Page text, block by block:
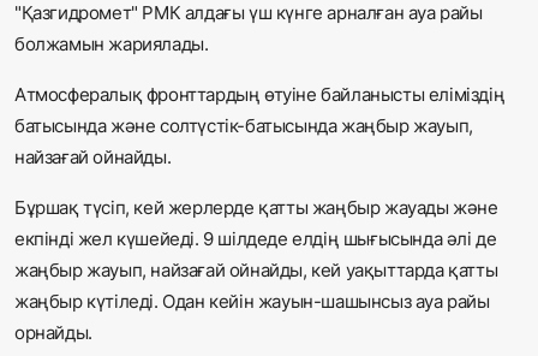
Журналистік зерттеу
Қазақ тілі
"Қазгидромет" РМК алдағы үш күнге арналған ауа райы
болжамын жариялады.
Атмосфералық фронттардың өтуіне байланысты еліміздің
батысында және солтүстік-батысында жаңбыр жауып,
найзағай ойнайды.
Бұршақ түсіп, кей жерлерде қатты жаңбыр жауады және
екпінді жел күшейеді. 9 шілдеде елдің шығысында әлі де
жаңбыр жауып, найзағай ойнайды, кей уақыттарда қатты
жаңбыр күтіледі. Одан кейін жауын-шашынсыз ауа райы
орнайды.